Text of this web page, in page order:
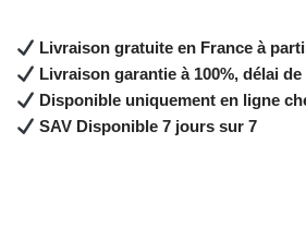
Livraison gratuite en France à
Livraison garantie à 100%, délai
Disponible uniquement en ligne
SAV Disponible 7 jours sur 7